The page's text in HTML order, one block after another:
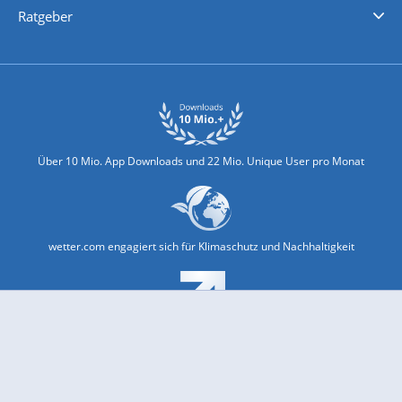
Ratgeber
Über 10 Mio. App Downloads und 22 Mio. Unique User pro Monat
wetter.com engagiert sich für Klimaschutz und Nachhaltigkeit